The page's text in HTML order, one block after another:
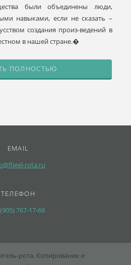
были объединены люди,
навыками, если не сказать –
создания произ-ведений в
в нашей стране.�
ПОЛНОСТЬЮ
EMAIL
rota.ru
ТЕЛЕФОН
767-17-69
рота. Копирование и